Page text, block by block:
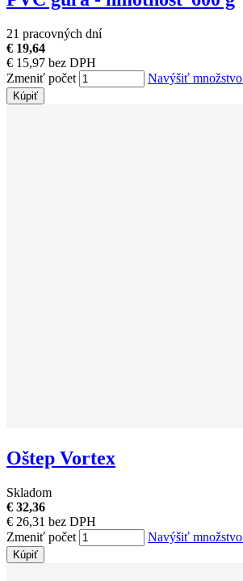
21 pracovných dní
€ 19,64
€ 15,97 bez DPH
Zmeniť počet
Navýšiť množstvo
Kúpiť
Oštep Vortex
Skladom
€ 32,36
€ 26,31 bez DPH
Zmeniť počet
Navýšiť množstvo
Kúpiť